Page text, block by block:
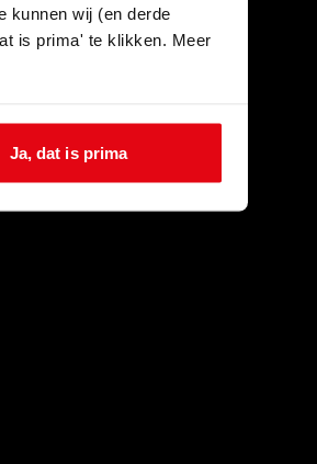
kunnen wij (en derde
is prima' te klikken. Meer
Ja, dat is prima